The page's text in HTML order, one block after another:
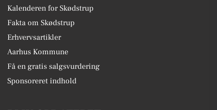
Kalenderen for Skødstrup
Fakta om Skødstrup
Erhvervsartikler
Aarhus Kommune
Få en gratis salgsvurdering
Sponsoreret indhold